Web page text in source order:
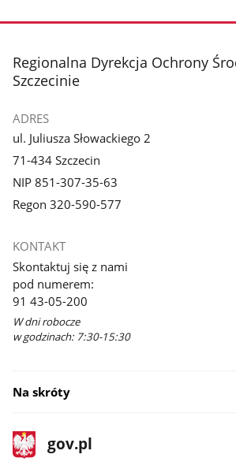
stopka
Regionalna Dyrekcja Ochrony
Szczecinie
ADRES
ul. Juliusza Słowackiego 2
71-434 Szczecin
NIP 851-307-35-63
Regon 320-590-577
KONTAKT
Skontaktuj się z nami
pod numerem:
91 43-05-200
W dni robocze
w godzinach: 7:30-15:30
Na skróty
stopka
gov.pl
Strona
gov.pl